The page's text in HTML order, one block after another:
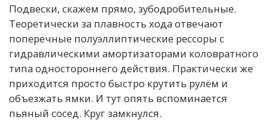
Подвески, скажем прямо, зубодробительные.
Теоретически за плавность хода отвечают
поперечные полуэллиптические рессоры с
гидравлическими амортизаторами коловратного
типа одностороннего действия. Практически же
приходится просто быстро крутить рулём и
объезжать ямки. И тут опять вспоминается
пьяный сосед. Круг замкнулся.